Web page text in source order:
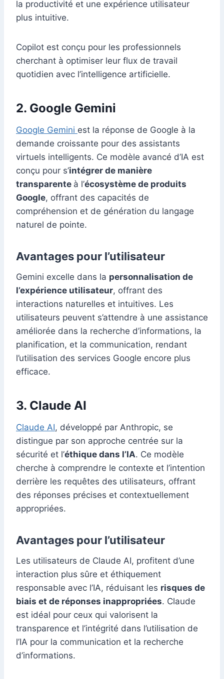
la productivité et une expérience utilisateur
plus intuitive.
Copilot est conçu pour les professionnels
cherchant à optimiser leur flux de travail
quotidien avec l’intelligence artificielle.
2. Google Gemini
Google Geminiest la réponse de Google à la
demande croissante pour des assistants
virtuels intelligents. Ce modèle avancé d’IA est
conçu pour s’ intégrer de manière
transparente à l’ écosystème de produits
Google, offrant des capacités de
compréhension et de génération du langage
naturel de pointe.
Avantages pour l’utilisateur
Gemini excelle dans la personnalisation de
l’expérience utilisateur , offrant des
interactions naturelles et intuitives. Les
utilisateurs peuvent s’attendre à une assistance
améliorée dans la recherche d’informations, la
planification, et la communication, rendant
l’utilisation des services Google encore plus
efficace.
3. Claude AI
Claude AI, développé par Anthropic, se
distingue par son approche centrée sur la
sécurité et l’ éthique dans l’IA. Ce modèle
cherche à comprendre le contexte et l’intention
derrière les requêtes des utilisateurs, offrant
des réponses précises et contextuellement
appropriées.
Avantages pour l’utilisateur
Les utilisateurs de Claude AI, profitent d’une
interaction plus sûre et éthiquement
responsable avec l’IA, réduisant les risques de
biais et de réponses inappropriées. Claude
est idéal pour ceux qui valorisent la
transparence et l’intégrité dans l’utilisation de
l’IA pour la communication et la recherche
d’informations.